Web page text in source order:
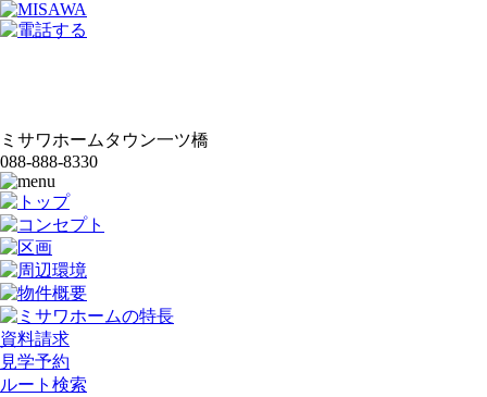
ミサワホームタウン一ツ橋
088-888-8330
資料請求
見学予約
ルート検索